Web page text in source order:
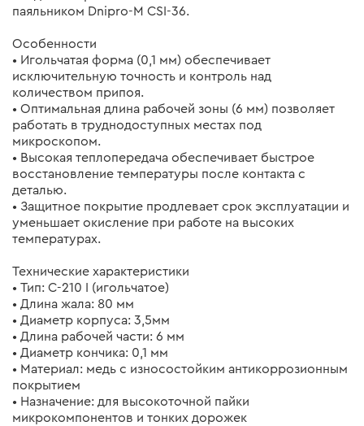
паяльником Dnipro-M CSI-36.
Особенности
• Игольчатая форма (0,1 мм) обеспечивает
исключительную точность и контроль над
количеством припоя.
• Оптимальная длина рабочей зоны (6 мм) позволяет
работать в труднодоступных местах под
микроскопом.
• Высокая теплопередача обеспечивает быстрое
восстановление температуры после контакта с
деталью.
• Защитное покрытие продлевает срок эксплуатации и
уменьшает окисление при работе на высоких
температурах.
Технические характеристики
• Тип: C-210 I (игольчатое)
• Длина жала: 80 мм
• Диаметр корпуса: 3,5мм
• Длина рабочей части: 6 мм
• Диаметр кончика: 0,1 мм
• Материал: медь с износостойким антикоррозионным
покрытием
• Назначение: для высокоточной пайки
микрокомпонентов и тонких дорожек